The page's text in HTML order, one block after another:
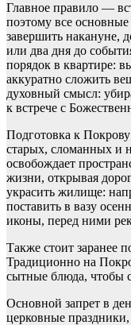
Главное правило —
поэтому все
завершить накануне,
или два дня до
порядок в квартире:
аккуратно сложить
духовный смысл:
к встрече с
Подготовка к
старых, сломанных и
освобождает
жизни, открывая
украсить жилище:
поставить в вазу
иконы, перед ними
Также стоит заранее
Традиционно на
сытные блюда, чтобы
Основной запрет в
церковные праздники,